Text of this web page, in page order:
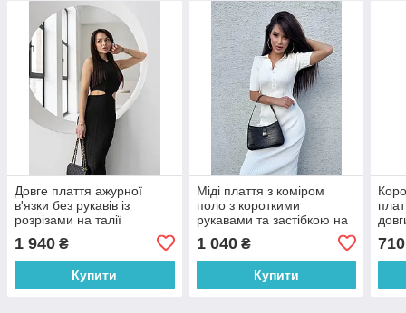
Довге плаття ажурної
в'язки без рукавів із
розрізами на талії
4036230
1 940 ₴
Купити
Міді плаття з коміром
поло з короткими
рукавами та застібкою на
грудях (р. 42-46) 9035995
1 040₴
Купити
710